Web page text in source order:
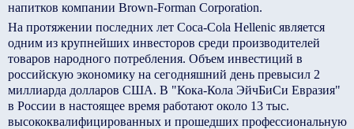
напитков компании Brown-Forman Corporation.
На протяжении последних лет Coca-Cola Hellenic является
одним из крупнейших инвесторов среди производителей
товаров народного потребления. Объем инвестиций в
российскую экономику на сегодняшний день превысил 2
миллиарда долларов США. В "Кока-Кола ЭйчБиСи Евразия"
в России в настоящее время работают около 13 тыс.
высококвалифицированных и прошедших профессиональную